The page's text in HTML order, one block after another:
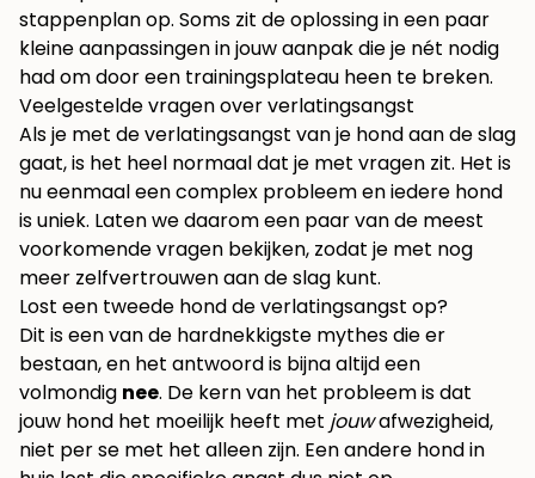
stappenplan op. Soms zit de oplossing in een paar
kleine aanpassingen in jouw aanpak die je nét nodig
had om door een trainingsplateau heen te breken.
Veelgestelde vragen over verlatingsangst
Als je met de verlatingsangst van je hond aan de slag
gaat, is het heel normaal dat je met vragen zit. Het is
nu eenmaal een complex probleem en iedere hond
is uniek. Laten we daarom een paar van de meest
voorkomende vragen bekijken, zodat je met nog
meer zelfvertrouwen aan de slag kunt.
Lost een tweede hond de verlatingsangst op?
Dit is een van de hardnekkigste mythes die er
bestaan, en het antwoord is bijna altijd een
volmondig nee. De kern van het probleem is dat
jouw hond het moeilijk heeft met jouwafwezigheid,
niet per se met het alleen zijn. Een andere hond in